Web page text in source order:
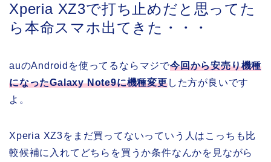
Xperia XZ3で打ち止めだと思ってた
ら本命スマホ出てきた・・・
auのAndroidを使ってるならマジで今回から安売り機種
になったGalaxy Note9に機種変更した方が良いです
よ。
Xperia XZ3をまだ買ってないっていう人はこっちも比
較候補に入れてどちらを買うか条件なんかを見ながら